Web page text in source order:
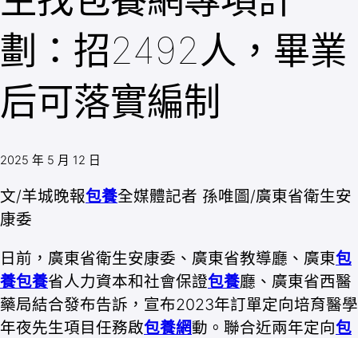
劃：招2492人，畢業
后可落實編制
2025 年 5 月 12 日
文/羊城晚報包養全媒體記者 孫唯圖/廣東省衛生安
康委
日前，廣東省衛生安康委、廣東省教導廳、廣東包
養包養省人力資本和社會保證包養廳、廣東省西醫
藥局結合發布告訴，宣布2023年訂單定向培育醫學
年夜先生項目任務啟包養網動。聯合近兩年定向包